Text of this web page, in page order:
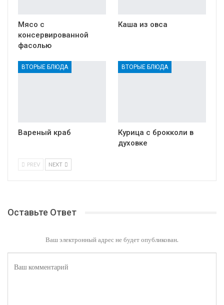
Мясо с
консервированной
фасолью
Каша из овса
ВТОРЫЕ БЛЮДА
Вареный краб
ВТОРЫЕ БЛЮДА
Курица с брокколи в
духовке
PREV NEXT
Оставьте Ответ
Ваш электронный адрес не будет опубликован.